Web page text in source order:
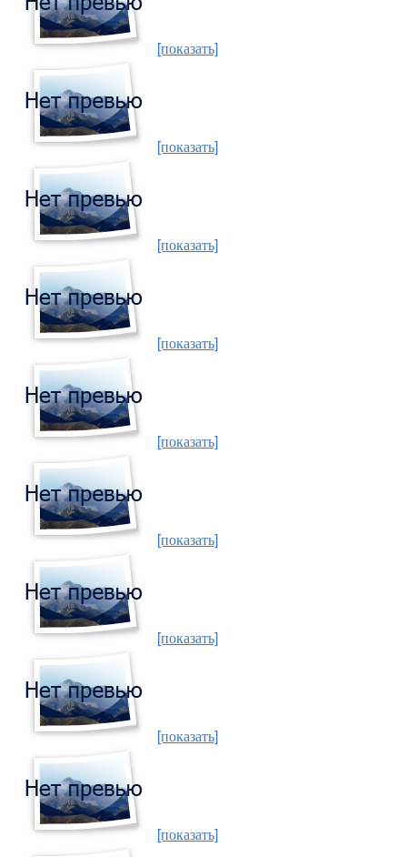
[показать]
[показать]
[показать]
[показать]
[показать]
[показать]
[показать]
[показать]
[показать]